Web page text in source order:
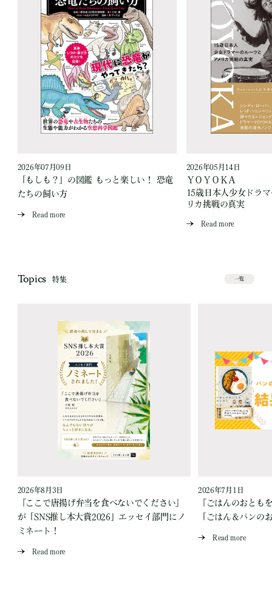
2026年07月09日
「もしも？」の図鑑 もっと楽しい！ 恐竜
たちの飼い方
Read more
2026年05月14日
ＹＯＹＯＫＡ
15歳日本人少女ドラ
リカ挑戦の真実
Read more
Topics 特集 一覧
2026年8月3日
『ここで唐揚げ弁当を食べないでください』
が「SNS推し本大賞2026」エッセイ部門にノ
ミネート！
Read more
2026年7月1日
『ごはんのおとも
「ごはん＆パンの
Read more